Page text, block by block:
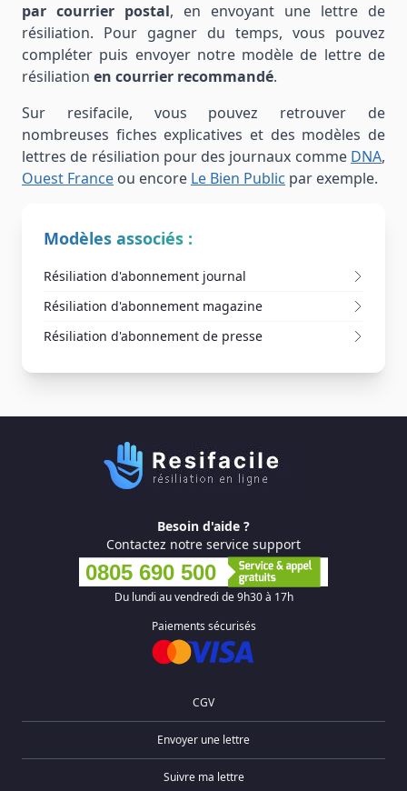
par courrier postal, en envoyant une lettre de
résiliation. Pour gagner du temps, vous pouvez
compléter puis envoyer notre modèle de lettre de
résiliation en courrier recommandé.
Sur resifacile, vous pouvez retrouver de
nombreuses fiches explicatives et des modèles de
lettres de résiliation pour des journaux comme DNA,
Ouest France ou encore Le Bien Public par exemple.
Modèles associés :
Résiliation d'abonnement journal
Résiliation d'abonnement magazine
Résiliation d'abonnement de presse
Besoin d'aide ?
Contactez notre service support
0805 690 500
Du lundi au vendredi de 9h30 à 17h
Paiements sécurisés
CGV
Envoyer une lettre
Suivre ma lettre